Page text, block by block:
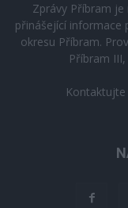
Zprávy Příbram
přinášející informace
okresu Příbram.
Příbram
Kontaktujte